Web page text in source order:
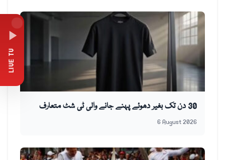
LIVE TV
30 دن تک بغیر دھوئے پہنے جانے والی ٹی شٹ متعارف
6 August 2026